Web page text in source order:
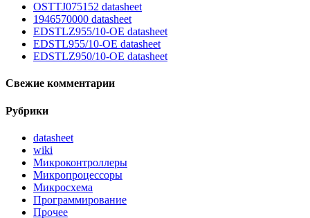
OSTTJ075152 datasheet
1946570000 datasheet
EDSTLZ955/10-OE datasheet
EDSTL955/10-OE datasheet
EDSTLZ950/10-OE datasheet
Свежие комментарии
Рубрики
datasheet
wiki
Микроконтроллеры
Микропроцессоры
Микросхема
Программирование
Прочее